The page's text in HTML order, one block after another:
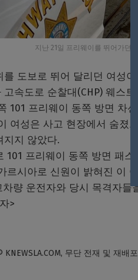
지난 21일 프리웨이를 뛰어가던
를 도보로 뛰어 달리던 여성
고속도로 순찰대(CHP) 웨스
101 프리웨이 동쪽 방면 차
여성은 사고 현장에서 숨졌
지지 않았다.
101 프리웨이 동쪽 방면 패
르시아로 신원이 밝혀진 이
차량 운전자와 당시 목격자
>
무단 전재 및 재배